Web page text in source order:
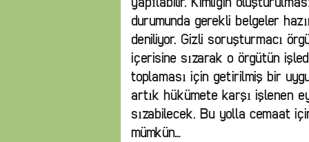
durumunda gerekli belgeler
deniliyor. Gizli soruşturmacı
içerisine sızarak o örgütün
toplaması için getirilmiş bir
artık hükümete karşı işlenen
sızabilecek. Bu yolla cemaat
mümkün…